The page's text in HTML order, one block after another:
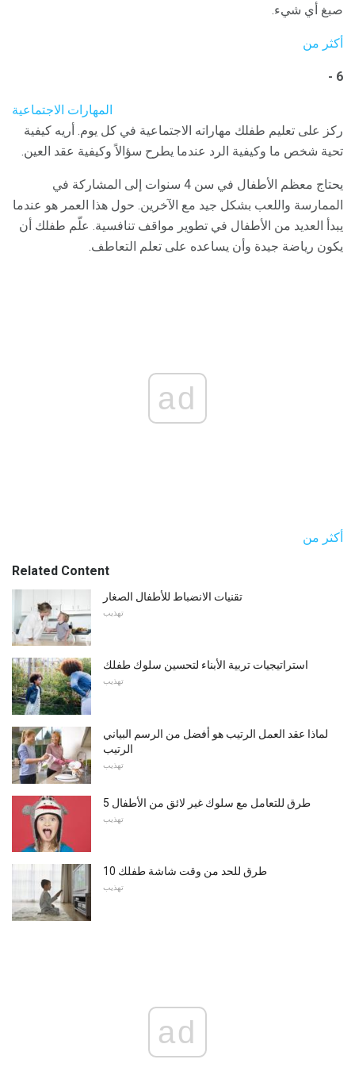
صبغ أي شيء.
أكثر من
6 -
المهارات الاجتماعية
ركز على تعليم طفلك مهاراته الاجتماعية في كل يوم. أريه كيفية
تحية شخص ما وكيفية الرد عندما يطرح سؤالاً وكيفية عقد العين.
يحتاج معظم الأطفال في سن 4 سنوات إلى المشاركة في
الممارسة واللعب بشكل جيد مع الآخرين. حول هذا العمر هو عندما
يبدأ العديد من الأطفال في تطوير مواقف تنافسية. علّم طفلك أن
يكون رياضة جيدة وأن يساعده على تعلم التعاطف.
ad
أكثر من
Related Content
تقنيات الانضباط للأطفال الصغار
تهذيب
استراتيجيات تربية الأبناء لتحسين سلوك طفلك
تهذيب
لماذا عقد العمل الرتيب هو أفضل من الرسم البياني
الرتيب
تهذيب
5 طرق للتعامل مع سلوك غير لائق من الأطفال
تهذيب
10 طرق للحد من وقت شاشة طفلك
تهذيب
ad